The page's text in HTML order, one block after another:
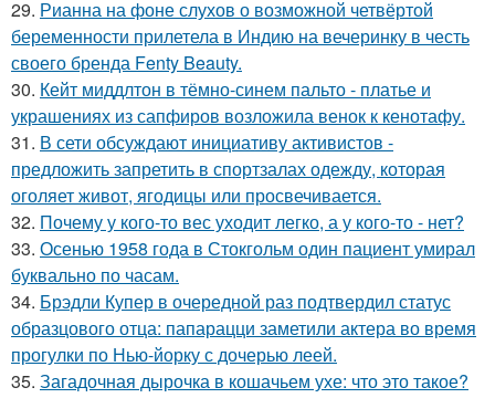
29. Рианна на фоне слухов о возможной четвёртой
беременности прилетела в Индию на вечеринку в честь
своего бренда Fenty Beauty.
30. Кейт миддлтон в тёмно-синем пальто - платье и
украшениях из сапфиров возложила венок к кенотафу.
31. В сети обсуждают инициативу активистов -
предложить запретить в спортзалах одежду, которая
оголяет живот, ягодицы или просвечивается.
32. Почему у кого-то вес уходит легко, а у кого-то - нет?
33. Осенью 1958 года в Стокгольм один пациент умирал
буквально по часам.
34. Брэдли Купер в очередной раз подтвердил статус
образцового отца: папарацци заметили актера во время
прогулки по Нью-йорку с дочерью леей.
35. Загадочная дырочка в кошачьем ухе: что это такое?